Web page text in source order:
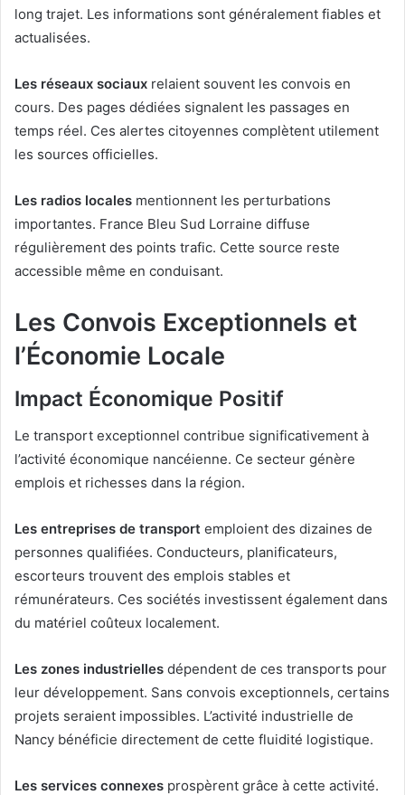
long trajet. Les informations sont généralement fiables et
actualisées.
Les réseaux sociaux relaient souvent les convois en
cours. Des pages dédiées signalent les passages en
temps réel. Ces alertes citoyennes complètent utilement
les sources officielles.
Les radios locales mentionnent les perturbations
importantes. France Bleu Sud Lorraine diffuse
régulièrement des points trafic. Cette source reste
accessible même en conduisant.
Les Convois Exceptionnels et
l’Économie Locale
Impact Économique Positif
Le transport exceptionnel contribue significativement à
l’activité économique nancéienne. Ce secteur génère
emplois et richesses dans la région.
Les entreprises de transport emploient des dizaines de
personnes qualifiées. Conducteurs, planificateurs,
escorteurs trouvent des emplois stables et
rémunérateurs. Ces sociétés investissent également dans
du matériel coûteux localement.
Les zones industrielles dépendent de ces transports pour
leur développement. Sans convois exceptionnels, certains
projets seraient impossibles. L’activité industrielle de
Nancy bénéficie directement de cette fluidité logistique.
Les services connexes prospèrent grâce à cette activité.